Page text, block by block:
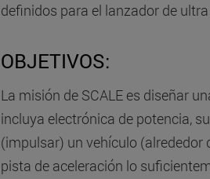
definidos para el lanzador de
OBJETIVOS:
La misión de SCALE es diseñar
incluya electrónica de potencia,
(impulsar) un vehículo
pista de aceleración lo